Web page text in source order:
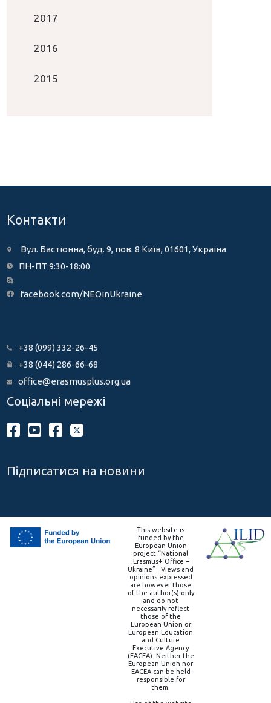
2017
2016
2015
Контакти
Вул. Бастіонна, буд. 9, пов. 8 Київ, 01601, Україна
ПН-ПТ 9:30-18:00
facebook.com/NEOinUkraine
+38 (099) 332-26-45
+38 (044) 286-66-68
office@erasmusplus.org.ua
Соціальні мережі
Підписатися на новини
This website is
funded by the
European Union
project “National
Erasmus+ Office –
Ukraine” . Views and
opinions expressed
are however those
of the author(s) only
and do not
necessarily reflect
those of the
European Union or
European Education
and Culture
Executive Agency
(EACEA). Neither the
European Union nor
EACEA can be held
responsible for
them.